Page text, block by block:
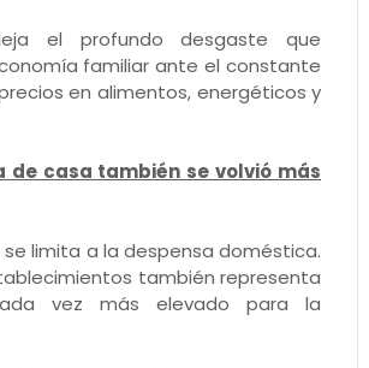
el profundo desgaste que
familiar ante el constante
en alimentos, energéticos y
de casa también se volvió más
se limita a la despensa doméstica.
también representa
vez más elevado para la